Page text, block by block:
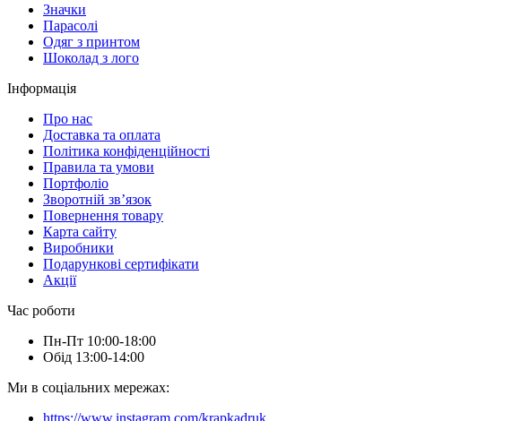
Значки
Парасолі
Одяг з принтом
Шоколад з лого
Інформація
Про нас
Доставка та оплата
Політика конфіденційності
Правила та умови
Портфоліо
Зворотній зв’язок
Повернення товару
Карта сайту
Виробники
Подарункові сертифікати
Акції
Час роботи
Пн-Пт 10:00-18:00
Обід 13:00-14:00
Ми в соціальних мережах:
https://www.instagram.com/krapkadruk